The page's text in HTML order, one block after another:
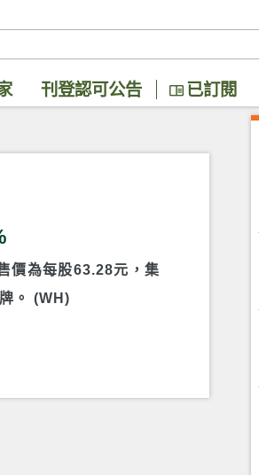
刊登認可公告 已訂閱
價為每股63.28元，集
。 (WH)